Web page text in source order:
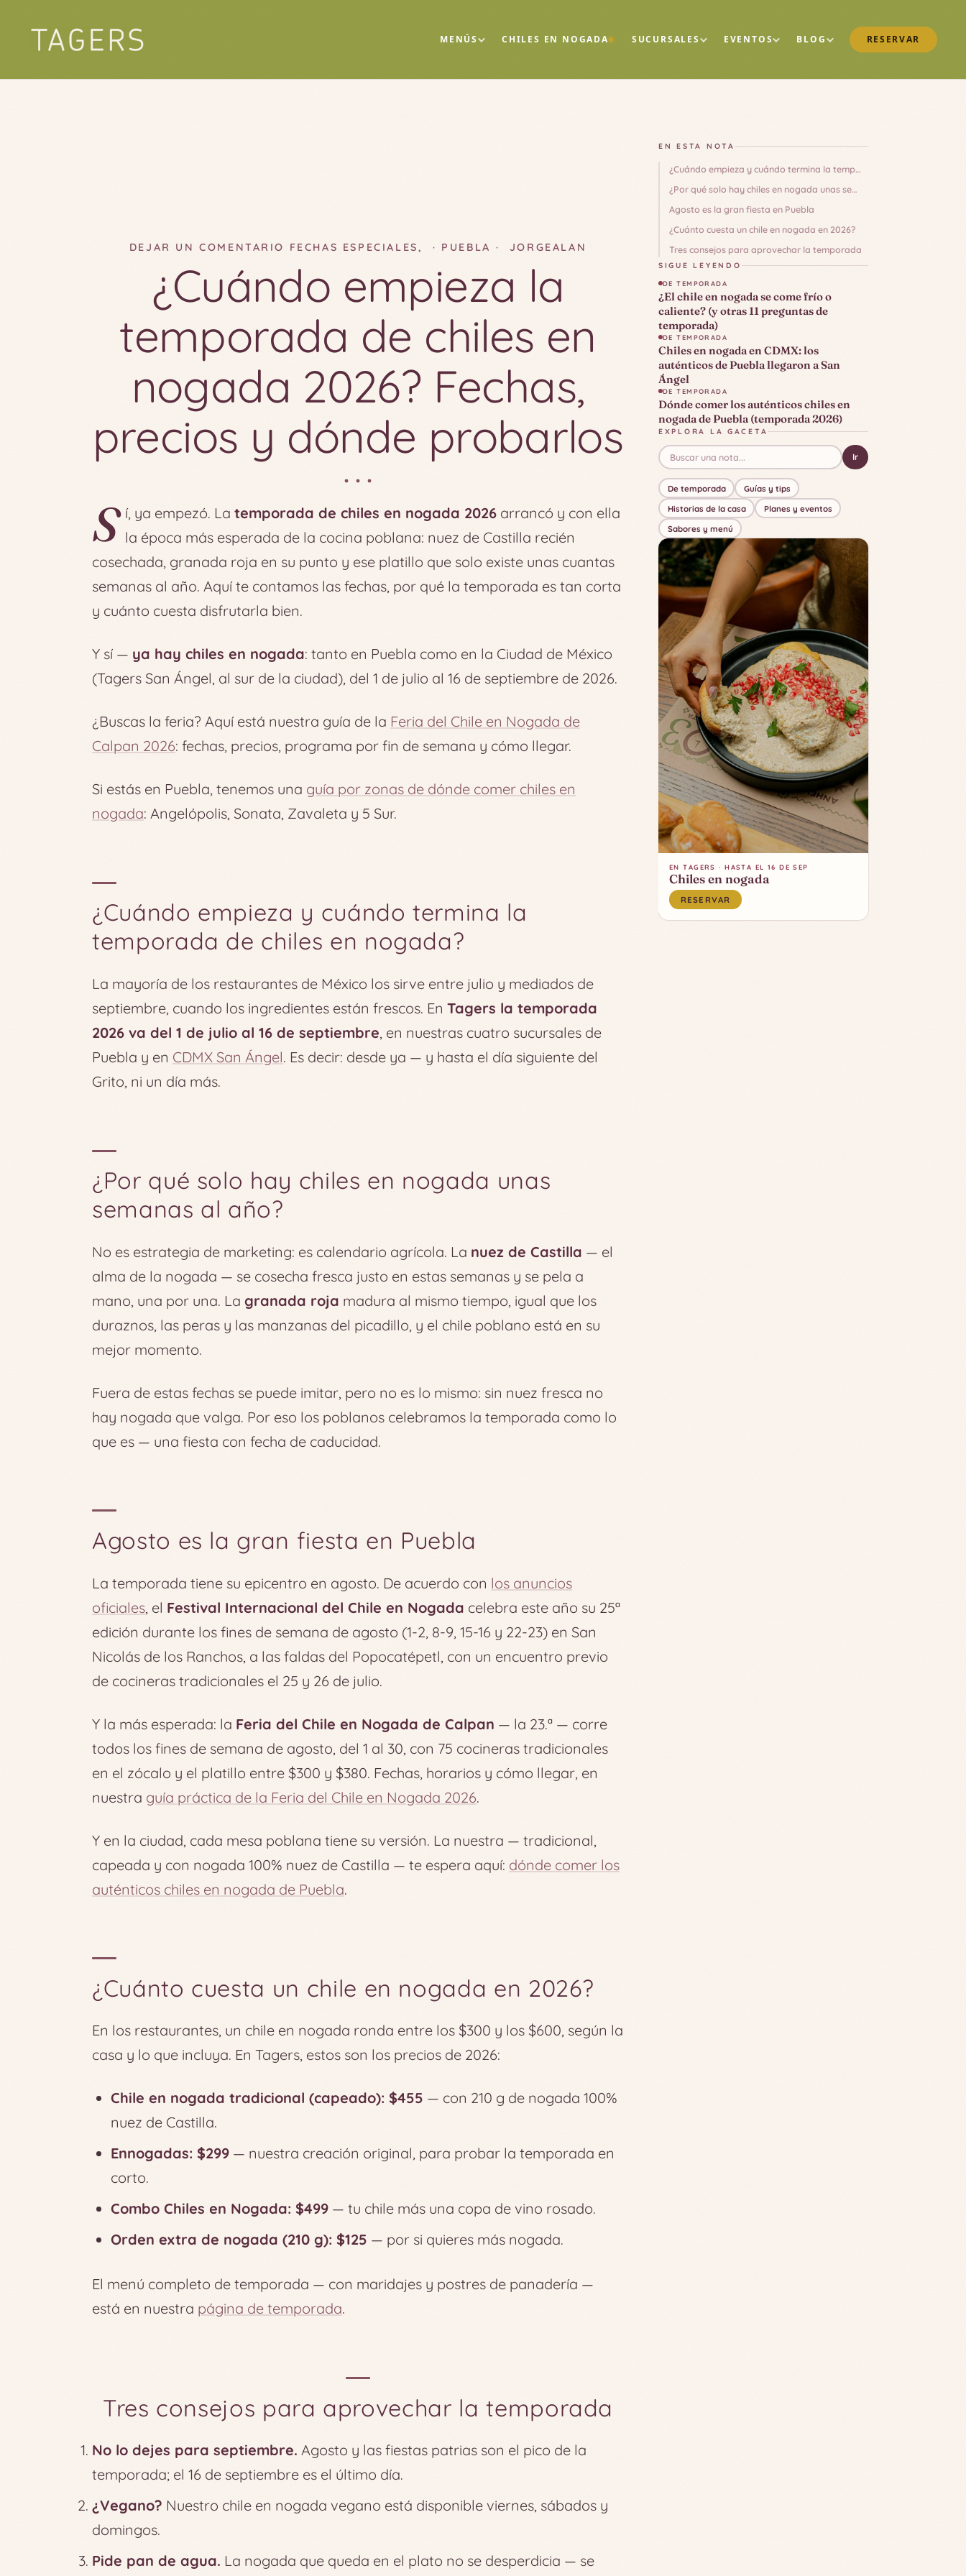
MENÚS CHILES EN NOGADA SUCURSALES EVENTOS BLOG RESERVAR
¿Cuándo empieza la
temporada de chiles en
nogada 2026? Fechas,
precios y dónde probarlos
DEJAR UN COMENTARIO FECHAS ESPECIALES, PUEBLA JORGEALAN
S í, ya empezó. Latemporada de chiles en nogada 2026 arrancó y con ella
la época más esperada de la cocina poblana: nuez de Castilla recién
cosechada, granada roja en su punto y ese platillo que solo existe unas cuantas
semanas al año. Aquí te contamos las fechas, por qué la temporada es tan corta
y cuánto cuesta disfrutarla bien.
Y sí — ya hay chiles en nogada: tanto en Puebla como en la Ciudad de México
(Tagers San Ángel, al sur de la ciudad), del 1 de julio al 16 de septiembre de 2026.
¿Buscas la feria? Aquí está nuestra guía de la Feria del Chile en Nogada de
Calpan 2026: fechas, precios, programa por fin de semana y cómo llegar.
Si estás en Puebla, tenemos una guía por zonas de dónde comer chiles en
nogada: Angelópolis, Sonata, Zavaleta y 5 Sur.
¿Cuándo empieza y cuándo termina la
temporada de chiles en nogada?
La mayoría de los restaurantes de México los sirve entre julio y mediados de
septiembre, cuando los ingredientes están frescos. En Tagers la temporada
2026 va del 1 de julio al 16 de septiembre, en nuestras cuatro sucursales de
Puebla y en CDMX San Ángel. Es decir: desde ya — y hasta el día siguiente del
Grito, ni un día más.
¿Por qué solo hay chiles en nogada unas
semanas al año?
No es estrategia de marketing: es calendario agrícola. La nuez de Castilla — el
alma de la nogada — se cosecha fresca justo en estas semanas y se pela a
mano, una por una. La granada roja madura al mismo tiempo, igual que los
duraznos, las peras y las manzanas del picadillo, y el chile poblano está en su
mejor momento.
Fuera de estas fechas se puede imitar, pero no es lo mismo: sin nuez fresca no
hay nogada que valga. Por eso los poblanos celebramos la temporada como lo
que es — una fiesta con fecha de caducidad.
Agosto es la gran fiesta en Puebla
La temporada tiene su epicentro en agosto. De acuerdo con los anuncios
oficiales, el Festival Internacional del Chile en Nogada celebra este año su 25ª
edición durante los fines de semana de agosto (1-2, 8-9, 15-16 y 22-23) en San
Nicolás de los Ranchos, a las faldas del Popocatépetl, con un encuentro previo
de cocineras tradicionales el 25 y 26 de julio.
Y la más esperada: la Feria del Chile en Nogada de Calpan — la 23.ª — corre
todos los fines de semana de agosto, del 1 al 30, con 75 cocineras tradicionales
en el zócalo y el platillo entre $300 y $380. Fechas, horarios y cómo llegar, en
nuestra guía práctica de la Feria del Chile en Nogada 2026.
Y en la ciudad, cada mesa poblana tiene su versión. La nuestra — tradicional,
capeada y con nogada 100% nuez de Castilla — te espera aquí: dónde comer los
auténticos chiles en nogada de Puebla.
¿Cuánto cuesta un chile en nogada en 2026?
En los restaurantes, un chile en nogada ronda entre los $300 y los $600, según la
casa y lo que incluya. En Tagers, estos son los precios de 2026:
Chile en nogada tradicional (capeado): $455 — con 210 g de nogada 100%
nuez de Castilla.
Ennogadas: $299 — nuestra creación original, para probar la temporada en
corto.
Combo Chiles en Nogada: $499 — tu chile más una copa de vino rosado.
Orden extra de nogada (210 g): $125 — por si quieres más nogada.
El menú completo de temporada — con maridajes y postres de panadería —
está en nuestra página de temporada.
Tres consejos para aprovechar la temporada
No lo dejes para septiembre. Agosto y las fiestas patrias son el pico de la
temporada; el 16 de septiembre es el último día.
¿Vegano? Nuestro chile en nogada vegano está disponible viernes, sábados y
domingos.
Pide pan de agua. La nogada que queda en el plato no se desperdicia — se
EN ESTA NOTA
¿Cuándo empieza y cuándo termina la temporada de chiles en nogada?
¿Por qué solo hay chiles en nogada unas semanas al año?
Agosto es la gran fiesta en Puebla
¿Cuánto cuesta un chile en nogada en 2026?
Tres consejos para aprovechar la temporada
SIGUE LEYENDO
DE TEMPORADA
¿El chile en nogada se come frío o
caliente? (y otras 11 preguntas de
temporada)
DE TEMPORADA
Chiles en nogada en CDMX: los
auténticos de Puebla llegaron a San
Ángel
DE TEMPORADA
Dónde comer los auténticos chiles en
nogada de Puebla (temporada 2026)
EXPLORA LA GACETA
Ir
De temporada
Guías y tips
Historias de la casa
Planes y eventos
Sabores y menú
EN TAGERS · HASTA EL 16 DE SEP
Chiles en nogada
RESERVAR